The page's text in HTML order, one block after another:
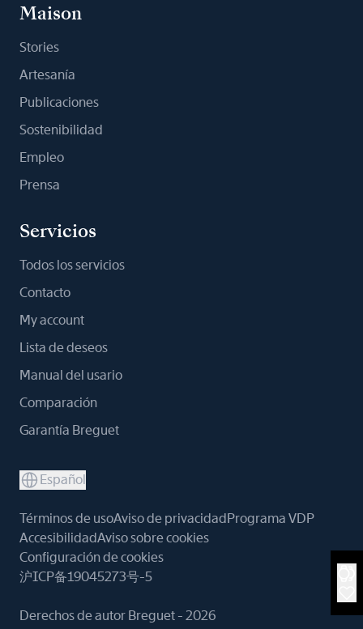
Maison
Stories
Artesanía
Publicaciones
Sostenibilidad
Empleo
Prensa
Servicios
Todos los servicios
Contacto
My account
Lista de deseos
Manual del usario
Comparación
Garantía Breguet
Español
Términos de usoAviso de privacidadPrograma VDP
AccesibilidadAviso sobre cookies
Configuración de cookies
沪ICP备19045273号-5
Derechos de autor Breguet - 2026